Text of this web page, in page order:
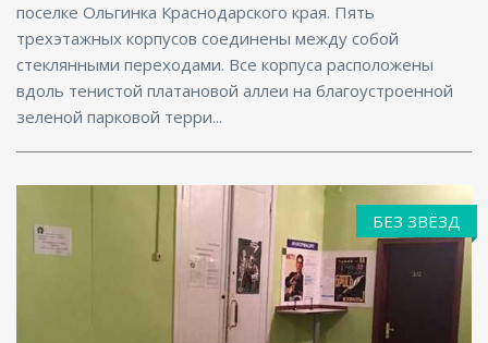
поселке Ольгинка Краснодарского края. Пять
трехэтажных корпусов соединены между собой
стеклянными переходами. Все корпуса расположены
вдоль тенистой платановой аллеи на благоустроенной
зеленой парковой терри...
БЕЗ ЗВЁЗД